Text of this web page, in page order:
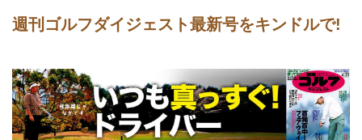
週刊ゴルフダイジェスト最新号をキンドルで!